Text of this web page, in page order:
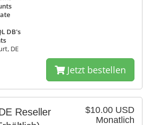
DB's
DE
Jetzt bestellen
$10.00 USD
Monatlich
Reseller